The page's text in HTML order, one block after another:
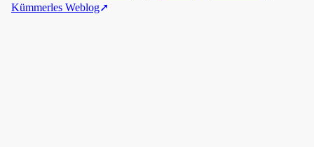
Kümmerles Weblog